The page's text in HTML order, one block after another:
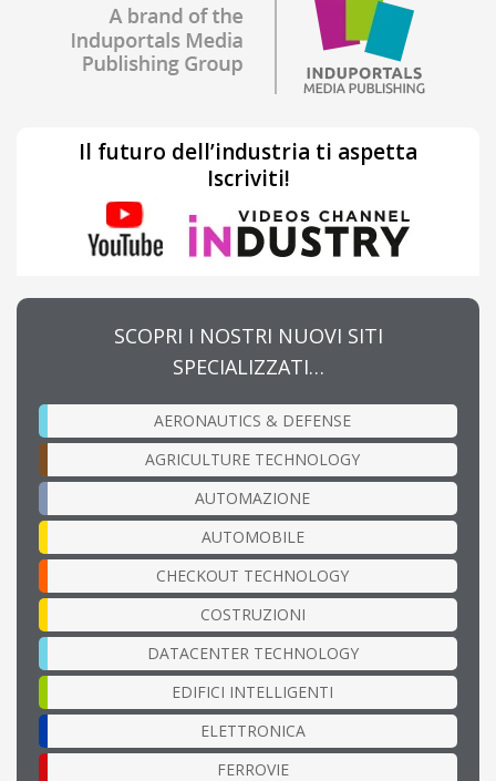
Il futuro dell’industria ti aspetta
Iscriviti!
SCOPRI I NOSTRI NUOVI SITI
SPECIALIZZATI…
AERONAUTICS & DEFENSE
AGRICULTURE TECHNOLOGY
AUTOMAZIONE
AUTOMOBILE
CHECKOUT TECHNOLOGY
COSTRUZIONI
DATACENTER TECHNOLOGY
EDIFICI INTELLIGENTI
ELETTRONICA
FERROVIE